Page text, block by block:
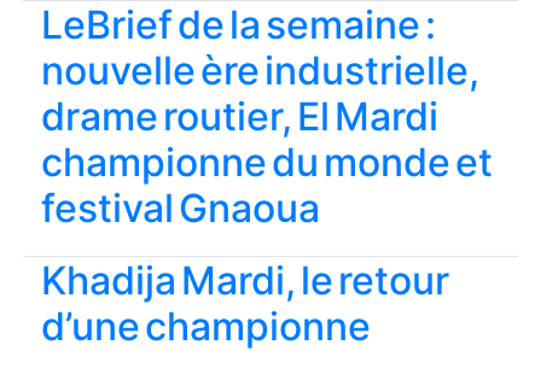
LeBrief de la semaine :
nouvelle ère industrielle,
drame routier, El Mardi
championne du monde et
festival Gnaoua
Khadija Mardi, le retour
d’une championne